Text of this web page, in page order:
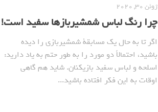
ژوئن 30, 2020
چرا رنگ لباس شمشیربازها سفید است!
اگر تا به حال یک مسابقة شمشیربازی را دیده
باشید، احتمالاً دو مورد را به طور حتم به یاد دارید:
اسلحه و لباس سفید بازیکنان. شاید هم گاهی
اوقات به این فکر افتاده باشید...